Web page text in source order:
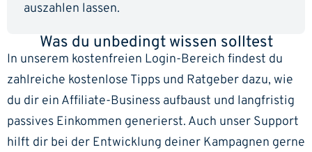
auszahlen lassen.
Was du unbedingt wissen solltest
In unserem kostenfreien Login-Bereich findest du
zahlreiche kostenlose Tipps und Ratgeber dazu, wie
du dir ein Affiliate-Business aufbaust und langfristig
passives Einkommen generierst. Auch unser Support
hilft dir bei der Entwicklung deiner Kampagnen gerne